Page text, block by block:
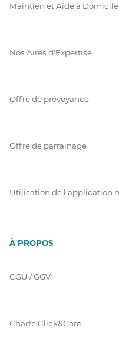
Maintien et Aide à Domicile
Nos Aires d'Expertise
Offre de prévoyance
Offre de parrainage
Utilisation de l'application
À PROPOS
CGU / GGV
Charte Click&Care